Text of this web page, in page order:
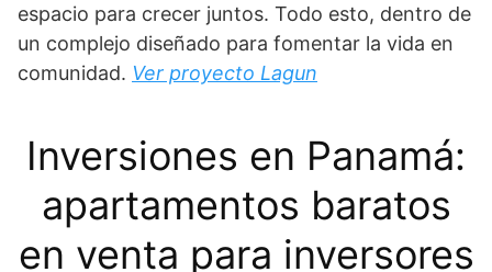
espacio para crecer juntos. Todo esto, dentro de
un complejo diseñado para fomentar la vida en
comunidad. Ver proyecto Lagun
Inversiones en Panamá:
apartamentos baratos
en venta para inversores